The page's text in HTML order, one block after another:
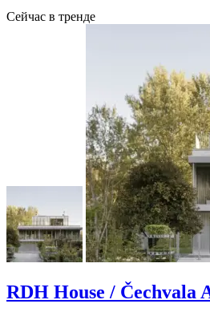
Сейчас в тренде
RDH House / Čechvala